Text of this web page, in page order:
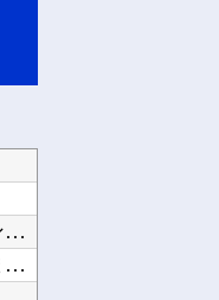
カープ、ピースナイターで最下位転落。小園猛打賞2打点！モン2ラン！秋山菊池泰名原マルチ！フ...
「キム兄」こと木村祐一さん、誰だか分からないくらい激変してしまう・・・他